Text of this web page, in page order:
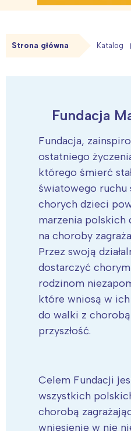
Strona główna Katalog
Fundacja
Fundacja,
ostatniego
którego śmierć
światowego ruchu
chorych dzieci
marzenia
na choroby
Przez swoją
dostarczyć
rodzinom
które wniosą w ich
do walki z
przyszłość.
Celem Fundacji
wszystkich
chorobą
wniesienie w nie